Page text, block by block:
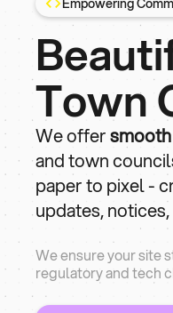
Empowering
Town
We offer
and town
paper to pixel -
updates,
We ensure your site
regulatory and tech